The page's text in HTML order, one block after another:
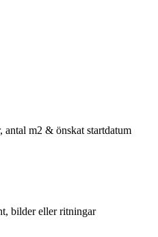
antal m2 & önskat startdatum
bilder eller ritningar